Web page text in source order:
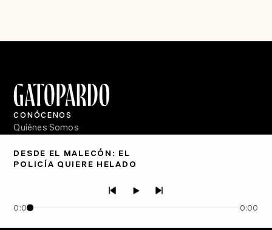
DESDE EL MALECÓN: EL
POLICÍA QUIERE HELADO
0:00 0:00
CONÓCENOS
Quiénes Somos
PÓDCASTS
Crecer en Distopía